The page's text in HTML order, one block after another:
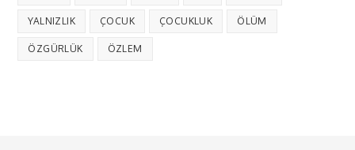
YALNIZLIK ÇOCUK ÇOCUKLUK ÖLÜM
ÖZGÜRLÜK ÖZLEM